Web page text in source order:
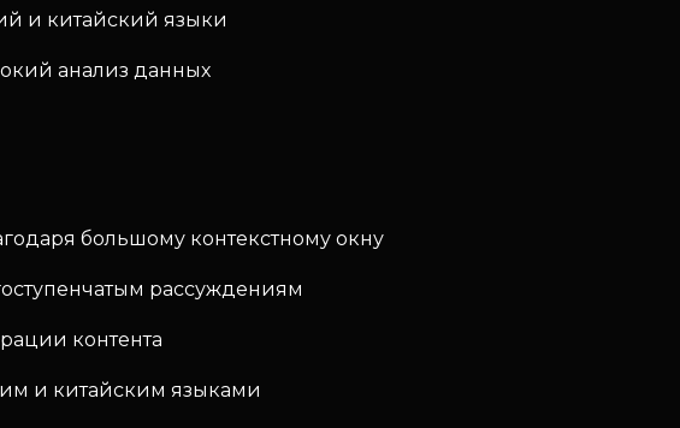
и китайский языки
анализ данных
большому контекстному окну
рассуждениям
контента
и китайским языками